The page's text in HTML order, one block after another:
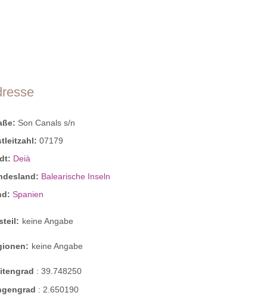
Son Canals s/n
07179
Deià
Balearische Inseln
Spanien
keine Angabe
keine Angabe
:39.748250
: 2.650190